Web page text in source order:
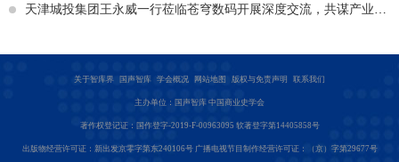
天津城投集团王永威一行莅临苍穹数码开展深度交流，共谋产业高质量发展
关于智库界 国声智库 学会概况 网站地图 版权与免责声明 联系我们
主办单位：国声智库 中国商业史学会
著作权登记证：国作登字-2019-F-00963095 软著登字第14405858号
出版物经营许可证：新出发京零字第东240106号 广播电视节目制作经营许可证：（京）字第29677号